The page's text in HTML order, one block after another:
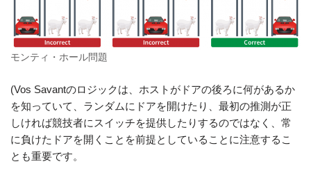
モンティ・ホール問題
(Vos Savantのロジックは、ホストがドアの後ろに何があるか
を知っていて、ランダムにドアを開けたり、最初の推測が正
しければ競技者にスイッチを提供したりするのではなく、常
に負けたドアを開くことを前提としていることに注意するこ
とも重要です。